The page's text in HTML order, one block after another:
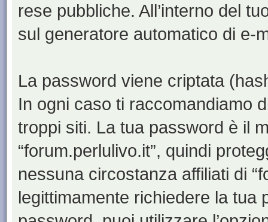
rese pubbliche. All’interno del
sul generatore automatico di e-
La password viene criptata
In ogni caso ti raccomandiamo
troppi siti. La tua password è il
“forum.perlulivo.it”, quindi
nessuna circostanza affiliati di
legittimamente richiedere la tua